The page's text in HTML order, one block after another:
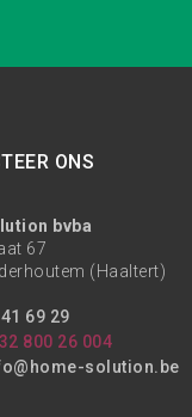
ONS
bvba
67
(Haaltert)
69 29
800 26 004
solution.be